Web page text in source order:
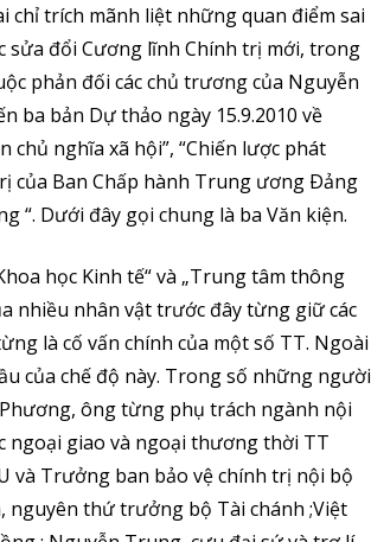
chỉ trích mãnh liệt những quan điểm sai
sửa đổi Cương lĩnh Chính trị mới, trong
phản đối các chủ trương của Nguyễn
ba bản Dự thảo ngày 15.9.2010 về
nghĩa xã hội”, “Chiến lược phát
của Ban Chấp hành Trung ương Ðảng
“. Dưới đây gọi chung là ba Văn kiện.
học Kinh tế“ và „Trung tâm thông
nhiều nhân vật trước đây từng giữ các
là cố vấn chính của một số TT. Ngoài
của chế độ này. Trong số những người
ông từng phụ trách ngành nội
ngoại giao và ngoại thương thời TT
và Trưởng ban bảo vệ chính trị nội bộ
nguyên thứ trưởng bộ Tài chánh ;Việt